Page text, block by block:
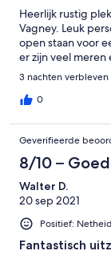
Heerlijk rustig
Vagney. Leuk
open staan voor
er zijn veel
3 nachten
0
Geverifieerde
8/10 – Goed
Walter D.
20 sep 2021
Positief:
Fantastisch